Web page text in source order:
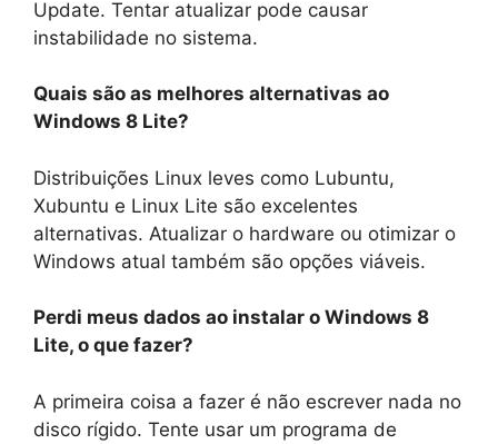
Update. Tentar atualizar pode causar
instabilidade no sistema.
Quais são as melhores alternativas ao
Windows 8 Lite?
Distribuições Linux leves como Lubuntu,
Xubuntu e Linux Lite são excelentes
alternativas. Atualizar o hardware ou otimizar o
Windows atual também são opções viáveis.
Perdi meus dados ao instalar o Windows 8
Lite, o que fazer?
A primeira coisa a fazer é não escrever nada no
disco rígido. Tente usar um programa de